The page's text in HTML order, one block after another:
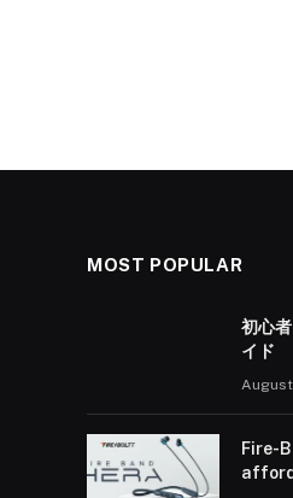
MOST POPULAR
初心
イド
Fire-